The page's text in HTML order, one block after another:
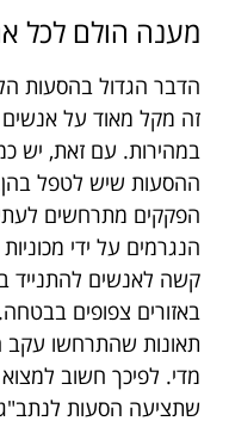
מענה הולם לכל
הדבר הגדול בהסעות
זה מקל מאוד על אנשים
במהירות. עם זאת, יש
ההסעות שיש לטפל
הפקקים מתרחשים
הנגרמים על ידי
קשה לאנשים להתנייד
באזורים צפופים
תאונות שהתרחשו
מדי. לפיכך חשוב למצוא
שתציעה הסעות